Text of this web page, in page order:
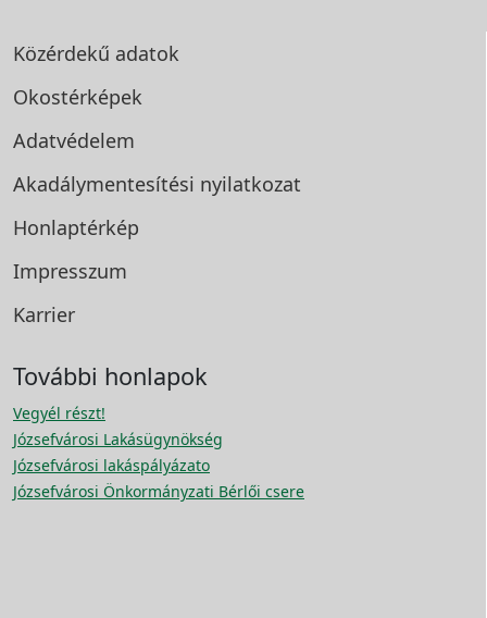
Közérdekű adatok
Okostérképek
Adatvédelem
Akadálymentesítési nyilatkozat
Honlaptérkép
Impresszum
Karrier
További honlapok
Vegyél részt!
Józsefvárosi Lakásügynökség
Józsefvárosi lakáspályázato
Józsefvárosi Önkormányzati Bérlői csere